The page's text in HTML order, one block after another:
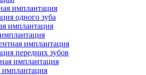
имплантация
одного зуба
имплантация
имплантация
передних зубов
имплантация
имплантация